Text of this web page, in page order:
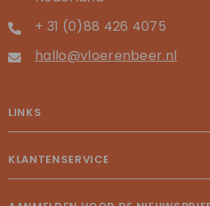
+ 31 (0)88 426 4075
hallo@vloerenbeer.nl
LINKS
KLANTENSERVICE